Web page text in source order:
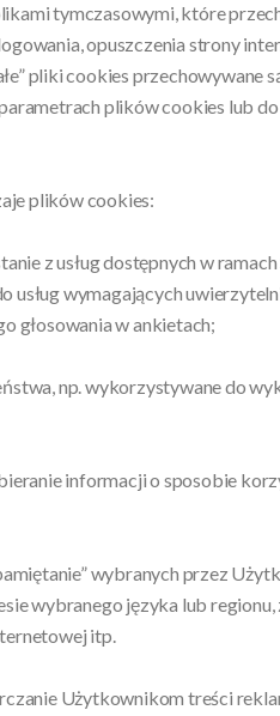
tymczasowymi, które
opuszczenia strony
pliki cookies przechowywane
plików cookies lub do
plików cookies:
z usług dostępnych w ramach
wymagających
głosowania w ankietach;
np. wykorzystywane do
informacji o sposobie
wybranych przez
wybranego języka lub
itp.
Użytkownikom treści